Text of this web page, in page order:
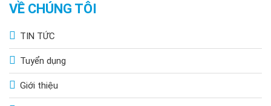
VỀ CHÚNG TÔI
TIN TỨC
Tuyển dụng
Giới thiệu